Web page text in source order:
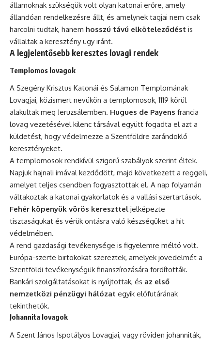
államoknak szükségük volt olyan katonai erőre, amely
állandóan rendelkezésre állt, és amelynek tagjai nem csak
harcolni tudtak, hanem hosszú távú elköteleződést is
vállaltak a keresztény ügy iránt.
A legjelentősebb keresztes lovagi rendek
Templomos lovagok
A Szegény Krisztus Katonái és Salamon Templomának
Lovagjai, közismert nevükön a templomosok, 1119 körül
alakultak meg Jeruzsálemben. Hugues de Payens francia
lovag vezetésével kilenc társával együtt fogadta el azt a
küldetést, hogy védelmezze a Szentföldre zarándokló
keresztényeket.
A templomosok rendkívül szigorú szabályok szerint éltek.
Napjuk hajnali imával kezdődött, majd következett a reggeli,
amelyet teljes csendben fogyasztottak el. A nap folyamán
váltakoztak a katonai gyakorlatok és a vallási szertartások.
Fehér köpenyük vörös kereszttel jelképezte
tisztaságukat és vérük ontásra való készségüket a hit
védelmében.
A rend gazdasági tevékenysége is figyelemre méltó volt.
Európa-szerte birtokokat szereztek, amelyek jövedelmét a
Szentföldi tevékenységük finanszírozására fordították.
Bankári szolgáltatásokat is nyújtottak, és az első
nemzetközi pénzügyi hálózat egyik előfutárának
tekinthetők.
Johannita lovagok
A Szent János Ispotályos Lovagjai, vagy röviden johanniták,